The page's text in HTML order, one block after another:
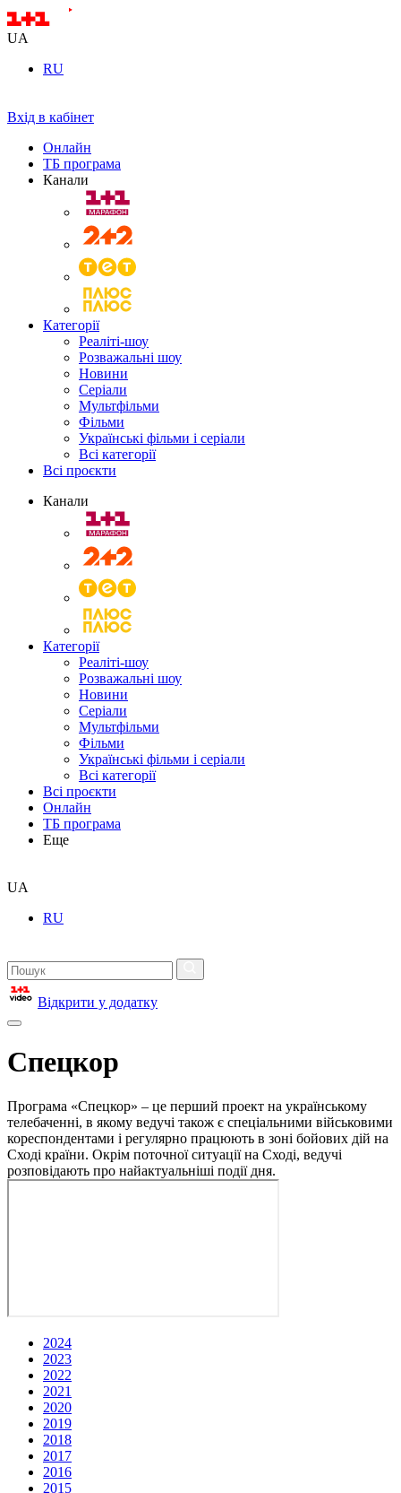
UA
RU
Вхід в кабінет
Онлайн
ТБ програма
Канали
Категорії
Реаліті-шоу
Розважальні шоу
Новини
Серіали
Мультфільми
Фільми
Українські фільми і серіали
Всі категорії
Всі проєкти
Канали
Категорії
Реаліті-шоу
Розважальні шоу
Новини
Серіали
Мультфільми
Фільми
Українські фільми і серіали
Всі категорії
Всі проєкти
Онлайн
ТБ програма
Еще
UA
RU
Відкрити у додатку
Спецкор
Програма «Спецкор» – це перший проект на українському
телебаченні, в якому ведучі також є спеціальними військовими
кореспондентами і регулярно працюють в зоні бойових дій на
Сході країни. Окрім поточної ситуації на Сході, ведучі
розповідають про найактуальніші події дня.
2024
2023
2022
2021
2020
2019
2018
2017
2016
2015